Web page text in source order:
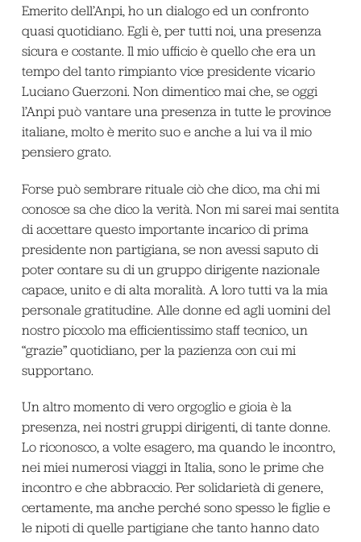
Emerito dell’Anpi, ho un dialogo ed un confronto
quasi quotidiano. Egli è, per tutti noi, una presenza
sicura e costante. Il mio ufficio è quello che era un
tempo del tanto rimpianto vice presidente vicario
Luciano Guerzoni. Non dimentico mai che, se oggi
l’Anpi può vantare una presenza in tutte le province
italiane, molto è merito suo e anche a lui va il mio
pensiero grato.
Forse può sembrare rituale ciò che dico, ma chi mi
conosce sa che dico la verità. Non mi sarei mai sentita
di accettare questo importante incarico di prima
presidente non partigiana, se non avessi saputo di
poter contare su di un gruppo dirigente nazionale
capace, unito e di alta moralità. A loro tutti va la mia
personale gratitudine. Alle donne ed agli uomini del
nostro piccolo ma efficientissimo staff tecnico, un
“grazie” quotidiano, per la pazienza con cui mi
supportano.
Un altro momento di vero orgoglio e gioia è la
presenza, nei nostri gruppi dirigenti, di tante donne.
Lo riconosco, a volte esagero, ma quando le incontro,
nei miei numerosi viaggi in Italia, sono le prime che
incontro e che abbraccio. Per solidarietà di genere,
certamente, ma anche perché sono spesso le figlie e
le nipoti di quelle partigiane che tanto hanno dato